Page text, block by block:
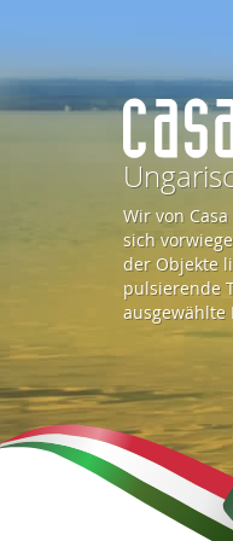
Z
u
r
S
t
a
Wir von
sich
der Objekte
pulsierende
ausgewählte